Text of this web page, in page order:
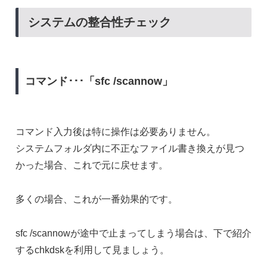
システムの整合性チェック
コマンド･･･「sfc /scannow」
コマンド入力後は特に操作は必要ありません。
システムフォルダ内に不正なファイル書き換えが見つ
かった場合、これで元に戻せます。
多くの場合、これが一番効果的です。
sfc /scannowが途中で止まってしまう場合は、下で紹介
するchkdskを利用して見ましょう。